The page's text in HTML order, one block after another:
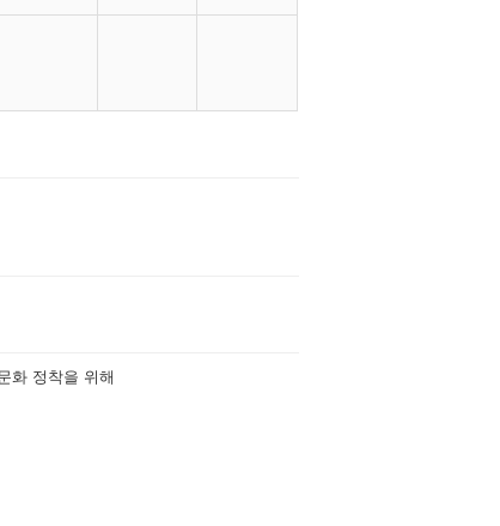
화 정착을 위해